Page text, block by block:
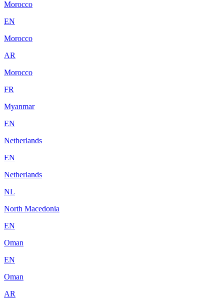
Morocco
EN
Morocco
AR
Morocco
FR
Myanmar
EN
Netherlands
EN
Netherlands
NL
North Macedonia
EN
Oman
EN
Oman
AR